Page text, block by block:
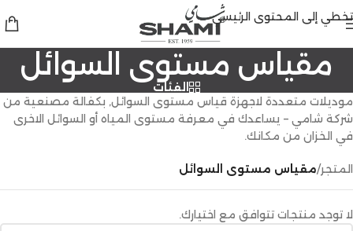
تخطي إلى المحتوى الرئيسي
مقياس مستوى السوائل
الفئات
موديلات متعددة لاجهزة قياس مستوى السوائل, بكفالة مصنعية من
شركة شامي – يساعدك في معرفة مستوى المياه أو السوائل الاخرى
في الخزان من مكانك.
المتجر/مقياس مستوى السوائل
لا توجد منتجات تتوافق مع اختيارك.